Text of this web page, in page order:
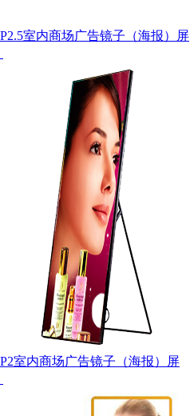
P2.5室内商场广告镜子（海报）屏
P2室内商场广告镜子（海报）屏